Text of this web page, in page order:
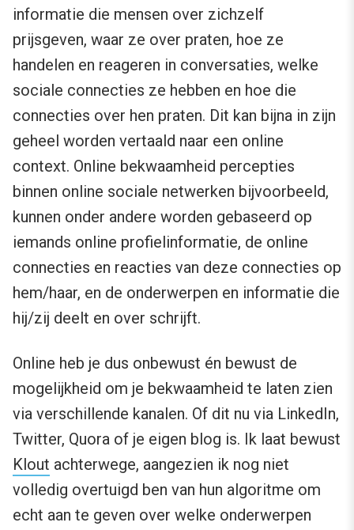
informatie die mensen over zichzelf
prijsgeven, waar ze over praten, hoe ze
handelen en reageren in conversaties, welke
sociale connecties ze hebben en hoe die
connecties over hen praten. Dit kan bijna in zijn
geheel worden vertaald naar een online
context. Online bekwaamheid percepties
binnen online sociale netwerken bijvoorbeeld,
kunnen onder andere worden gebaseerd op
iemands online profielinformatie, de online
connecties en reacties van deze connecties op
hem/haar, en de onderwerpen en informatie die
hij/zij deelt en over schrijft.
Online heb je dus onbewust én bewust de
mogelijkheid om je bekwaamheid te laten zien
via verschillende kanalen. Of dit nu via LinkedIn,
Twitter, Quora of je eigen blog is. Ik laat bewust
Klout achterwege, aangezien ik nog niet
volledig overtuigd ben van hun algoritme om
echt aan te geven over welke onderwerpen